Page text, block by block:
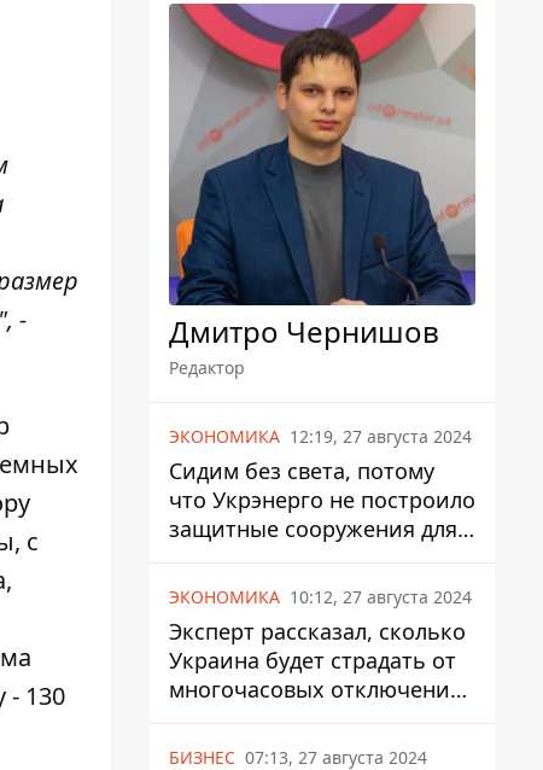
-
с
- 130
Дмитро Чернишов
Редактор
ЭКОНОМИКА 12:19, 27 августа 2024
Сидим без света, потому
что Укрэнерго не построило
защитные сооружения для
энергетики - нардеп
Кучеренко
ЭКОНОМИКА 10:12, 27 августа 2024
Эксперт рассказал, сколько
Украина будет страдать от
многочасовых отключений
света
БИЗНЕС 07:13, 27 августа 2024